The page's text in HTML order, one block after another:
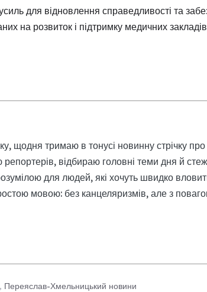
для відновлення справедливості та
на розвиток і підтримку медичних закладів
щодня тримаю в тонусі новинну стрічку
відбираю головні теми дня й
для людей, які хочуть швидко
мовою: без канцеляризмів, але з
Переяслав-Хмельницький новини